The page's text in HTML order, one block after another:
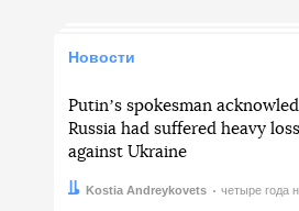
Новости
Putinʼs spokesman
Russia had suffered heavy
against Ukraine
Автор:
Kostia Andreykovets
Дата: четыре года